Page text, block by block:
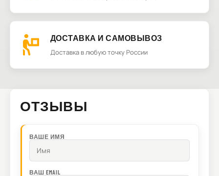
ДОСТАВКА И САМОВЫВОЗ
Доставка в любую точку России
ОТЗЫВЫ
ВАШЕ ИМЯ
ВАШ EMAIL